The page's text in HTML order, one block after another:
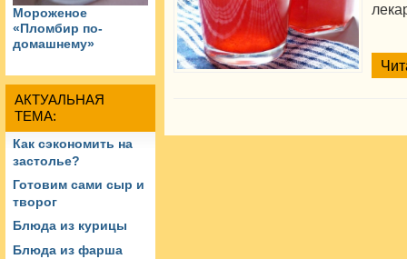
Мороженое
«Пломбир по-
домашнему»
АКТУАЛЬНАЯ
ТЕМА:
Как сэкономить на
застолье?
Готовим сами сыр и
творог
Блюда из курицы
Блюда из фарша